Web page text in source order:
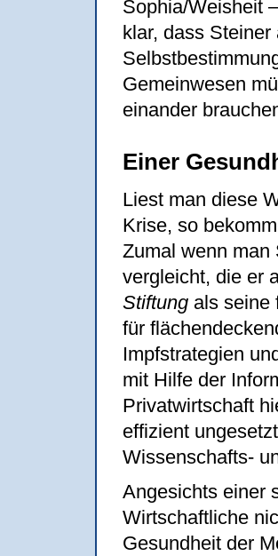
Sophia/Weisheit
klar, dass
Gemeinwesen
einander
Einer
Liest man diese
Krise, so
Zumal wenn
vergleicht, die er
Stiftung als seine
für
Impfstrategien
mit Hilfe der
Privatwirtschaft
effizient
Wissenschafts-
Angesichts einer
Wirtschaftliche
Gesundheit der